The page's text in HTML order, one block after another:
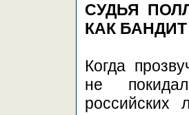
СУДЬЯ
КАК
Когда
не
российских